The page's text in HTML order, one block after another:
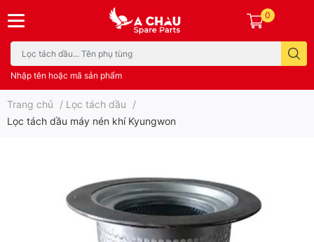
Nhập tên hoặc mã sản phẩm
0
Trang chủ / Lọc tách dầu
/
Lọc tách dầu máy nén khí Kyungwon